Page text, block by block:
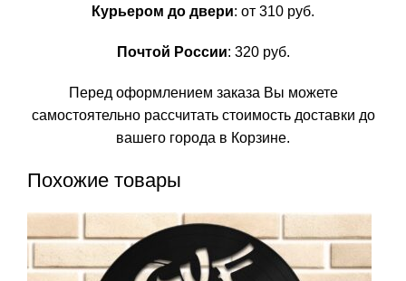
Курьером до двери: от 310 руб.
Почтой России: 320 руб.
Перед оформлением заказа Вы можете
самостоятельно рассчитать стоимость доставки до
вашего города в Корзине.
Похожие товары